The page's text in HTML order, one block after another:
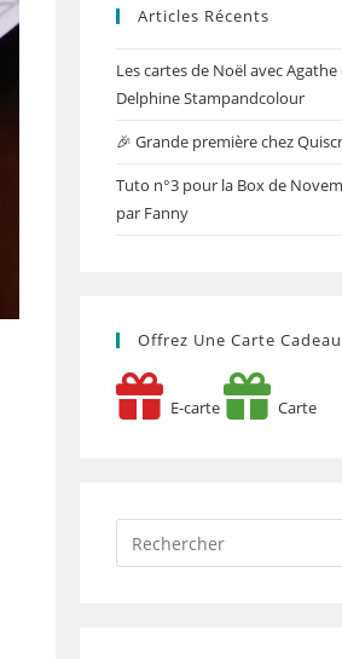
Articles Récents
Les cartes de Noël avec
Delphine Stampandcolour
🎉 Grande première chez
Tuto n°3 pour la Box de
par Fanny
Offrez Une Carte Cadeau
E-carte Carte